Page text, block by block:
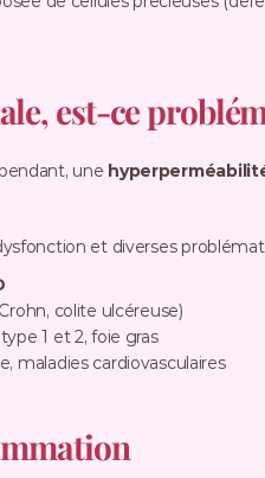
est-ce
une
et diverses
colite ulcéreuse)
1 et 2, foie gras
maladies cardiovasculaires